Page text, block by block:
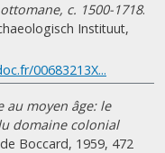
c. 1500-1718.
Instituut,
00683213X...
au moyen âge: le
domaine colonial
de Boccard, 1959, 472